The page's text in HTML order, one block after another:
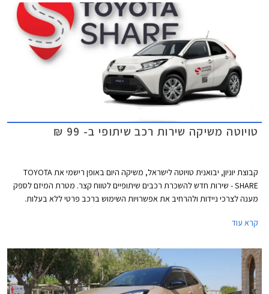
טויוטה משיקה שירות רכב שיתופי ב- 99 ₪
קבוצת יוניון, יבואנית טויוטה לישראל, משיקה היום באופן רישמי את TOYOTA
SHARE - שירות חדש להשכרת רכבים שיתופיים לטווח קצר. מטרת המיזם לספק
מענה לצרכי ניידות ולהרחיב את אפשרויות השימוש ברכב פרטי ללא בעלות.
מיצרנית רכב לחברת שירותי ניידות.
קרא עוד